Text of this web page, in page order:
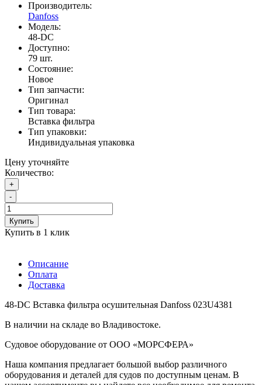
Производитель:
Danfoss
Модель:
48-DC
Доступно:
79 шт.
Состояние:
Новое
Тип запчасти:
Оригинал
Тип товара:
Вставка фильтра
Тип упаковки:
Индивидуальная упаковка
Цену уточняйте
Количество:
+
-
Купить
Купить в 1 клик
Описание
Оплата
Доставка
48-DC Вставка фильтра осушительная Danfoss 023U4381
В наличии на складе во Владивостоке.
Судовое оборудование от ООО «МОРСФЕРА»
Наша компания предлагает большой выбор различного
оборудования и деталей для судов по доступным ценам. В